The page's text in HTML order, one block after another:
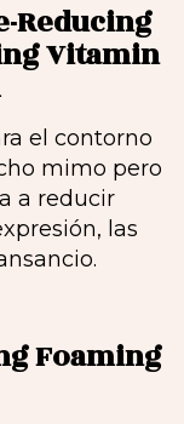
Reducing
Vitamin
el contorno
mimo pero
a reducir
las
Foaming